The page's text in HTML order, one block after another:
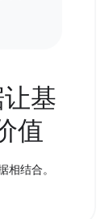
基
值
相结合。